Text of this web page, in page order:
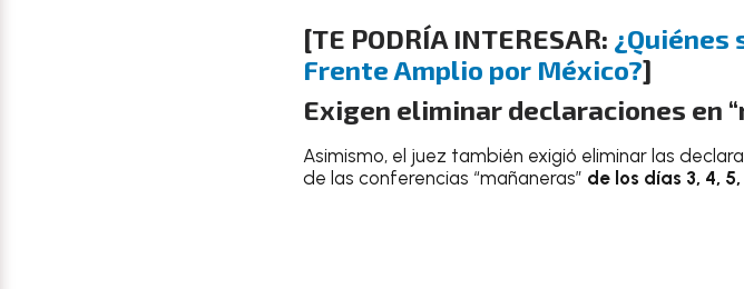
[TE PODRÍA INTERESAR: ¿Quiénes
Frente Amplio por México?]
Exigen eliminar declaraciones en
Asimismo, el juez también exigió eliminar las
de las conferencias “mañaneras” de los días 3, 4,